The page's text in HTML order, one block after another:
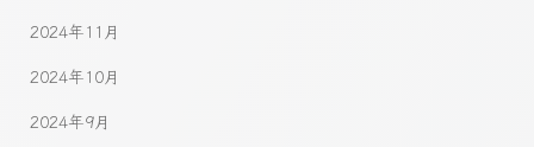
2024年11月
2024年10月
2024年9月